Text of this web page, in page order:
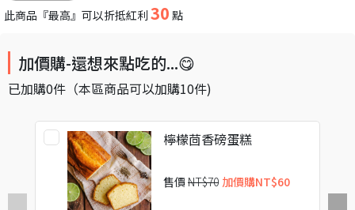
此商品『最高』可以折抵紅利 30 點
加價購-還想來點吃的...😋
已加購0件 （本區商品可以加購10件)
檸檬茴香磅蛋糕
售價 NT$70 加價購NT$60